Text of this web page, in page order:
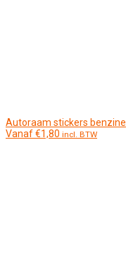
Autoraam stickers benzine
Vanaf€1,80 incl. BTW